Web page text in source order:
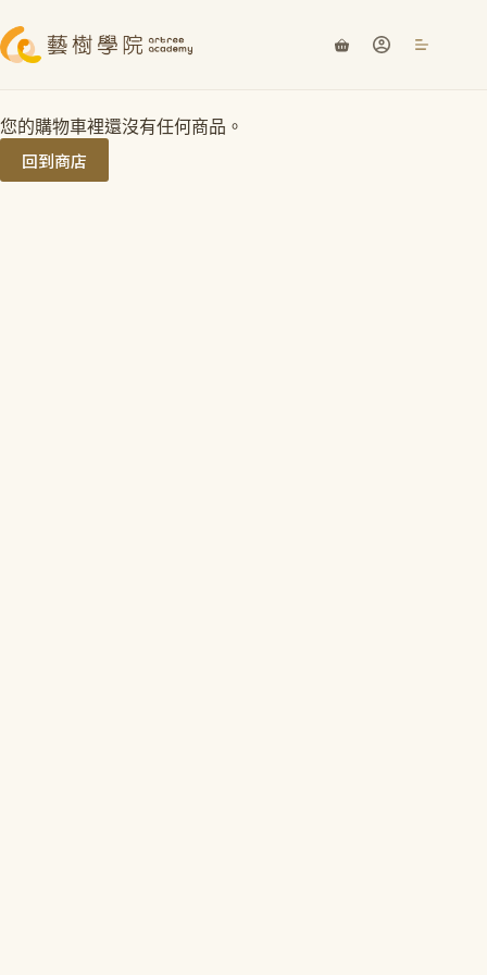
您的購物車裡還沒有任何商品。
回到商店